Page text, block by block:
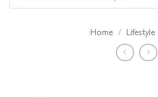
Home / Lifestyle